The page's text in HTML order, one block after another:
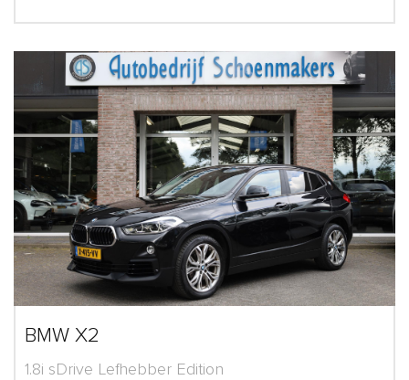
BMW X2
1.8i sDrive Lefhebber Edition